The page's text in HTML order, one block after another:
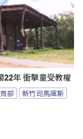
22年 衝擊童受教權
部 新竹司馬庫斯